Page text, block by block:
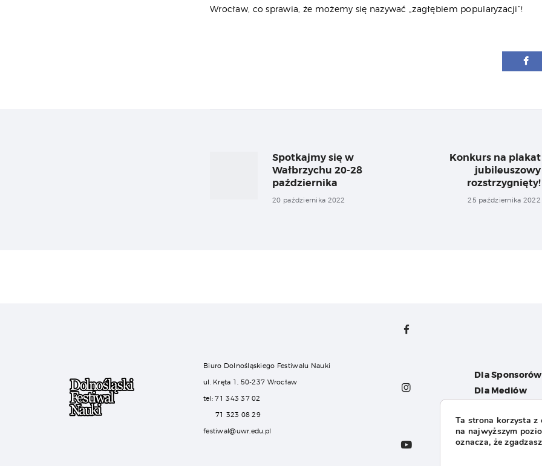
Wrocław, co sprawia, że możemy się nazywać „zagłębiem popularyzacji”!
wpisu
Previous
post:
Spotkajmy się w
Wałbrzychu 20-28
października
20 października 2022
Konkurs na plakat
jubileuszowy
rozstrzygnięty!
25 października 2022
Biuro Dolnośląskiego Festiwalu Nauki
ul. Kręta 1, 50-237 Wrocław
tel: 71 343 37 02
71 323 08 29
festiwal@uwr.edu.pl
Dla Sponsorów
Dla Mediów
FAQ
Ta strona korzysta z
na najwyższym
oznacza, że